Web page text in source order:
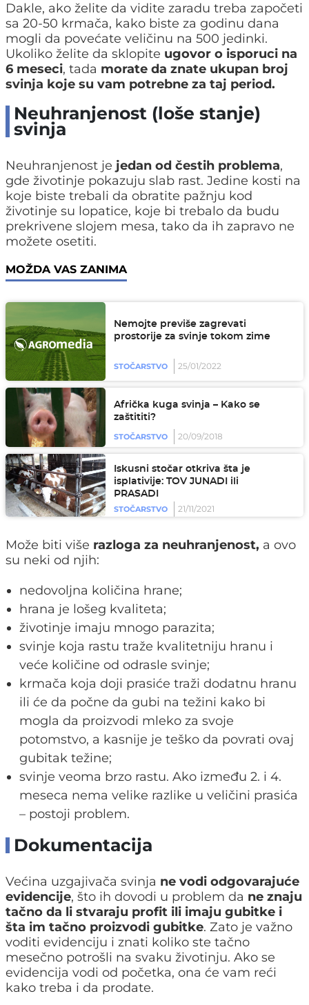
Dakle, ako želite da vidite zaradu treba započeti
sa 20-50 krmača, kako biste za godinu dana
mogli da povećate veličinu na 500 jedinki.
Ukoliko želite da sklopite ugovor o isporuci na
6 meseci, tada morate da znate ukupan broj
svinja koje su vam potrebne za taj period.
Neuhranjenost (loše stanje)
svinja
Neuhranjenost je jedan od čestih problema,
gde životinje pokazuju slab rast. Jedine kosti na
koje biste trebali da obratite pažnju kod
životinje su lopatice, koje bi trebalo da budu
prekrivene slojem mesa, tako da ih zapravo ne
možete osetiti.
MOŽDA VAS ZANIMA
Nemojte previše zagrevati
prostorije za svinje tokom zime
STOČARSTVO 25/01/2022
Afrička kuga svinja – Kako se
zaštititi?
STOČARSTVO 20/09/2018
Iskusni stočar otkriva šta je
isplativije: TOV JUNADI ili
PRASADI
STOČARSTVO
21/11/2021
Može biti više razloga za neuhranjenost, a ovo
su neki od njih:
nedovoljna količina hrane;
hrana je lošeg kvaliteta;
životinje imaju mnogo parazita;
svinje koja rastu traže kvalitetniju hranu i
veće količine od odrasle svinje;
krmača koja doji prasiće traži dodatnu hranu
ili će da počne da gubi na težini kako bi
mogla da proizvodi mleko za svoje
potomstvo, a kasnije je teško da povrati ovaj
gubitak težine;
svinje veoma brzo rastu. Ako između 2. i 4.
meseca nema velike razlike u veličini prasića
– postoji problem.
Dokumentacija
Većina uzgajivača svinja ne vodi odgovarajuće
evidencije, što ih dovodi u problem da ne znaju
tačno da li stvaraju profit ili imaju gubitke i
šta im tačno proizvodi gubitke. Zato je važno
voditi evidenciju i znati koliko ste tačno
mesečno potrošli na svaku životinju. Ako se
evidencija vodi od početka, ona će vam reći
kako treba i da prodate.